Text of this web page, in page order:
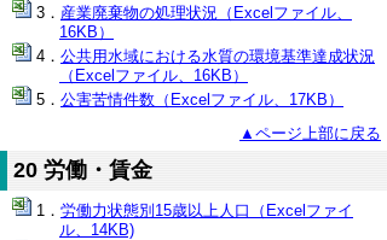
産業廃棄物の処理状況（Excelファイル、
16KB）
公共用水域における水質の環境基準達成状況
（Excelファイル、16KB）
公害苦情件数（Excelファイル、17KB）
▲ページ上部に戻る
20 労働・賃金
労働力状態別15歳以上人口（Excelファイ
ル、14KB)